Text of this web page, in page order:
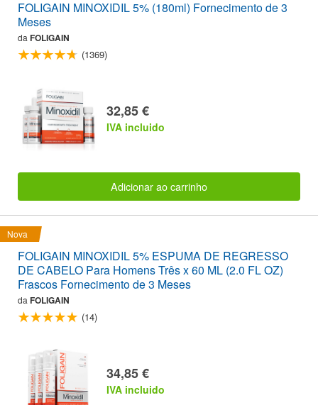
FOLIGAIN MINOXIDIL 5% (180ml) Fornecimento de 3
Meses
daFOLIGAIN
(1369)
32,85 €
IVA incluido
Adicionar ao carrinho
Nova
FOLIGAIN MINOXIDIL 5% ESPUMA DE REGRESSO
DE CABELO Para Homens Três x 60 ML (2.0 FL OZ)
Frascos Fornecimento de 3 Meses
da FOLIGAIN
(14)
34,85 €
IVA incluido